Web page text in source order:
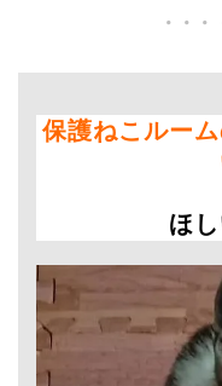
保護ねこルー
ほ